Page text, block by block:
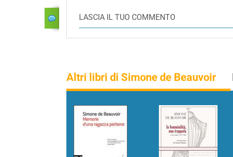
LASCIA IL TUO COMMENTO
Altri libri di Simone de Beauvoir